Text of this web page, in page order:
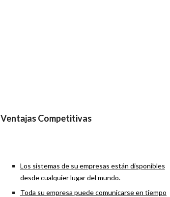
Ventajas Competitivas
Los sistemas de su empresas están disponibles
desde cualquier lugar del mundo.
Toda su empresa puede comunicarse en tiempo